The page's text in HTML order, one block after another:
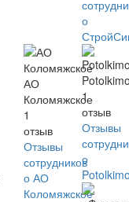
о
АО
Коломяжское
1
отзыв
Отзывы
сотрудников
о АО
Коломяжское
1
отзыв
Отзывы
о